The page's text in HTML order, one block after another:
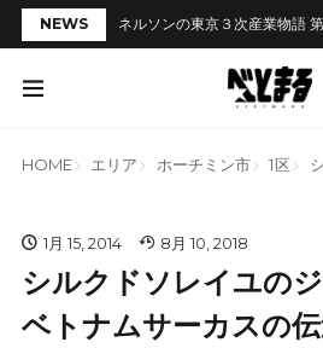
NEWS ネルソンの東京３次産業物語
HOME エリア ホーチミン市 1区
1月 15, 2014 8月 10, 2018
シルクドソレイユの
ベトナムサーカスの